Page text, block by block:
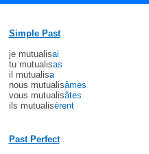
Simple Past
je mutualisai
tu mutualisas
il mutualisa
nous mutualisâmes
vous mutualisâtes
ils mutualisèrent
Past Perfect